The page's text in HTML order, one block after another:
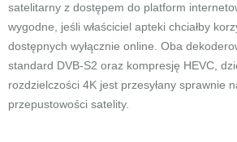
satelitarny z dostępem do platform
wygodne, jeśli właściciel apteki chciałby
dostępnych wyłącznie online. Oba
standard DVB-S2 oraz kompresję HEVC,
rozdzielczości 4K jest przesyłany sprawnie
przepustowości satelity.